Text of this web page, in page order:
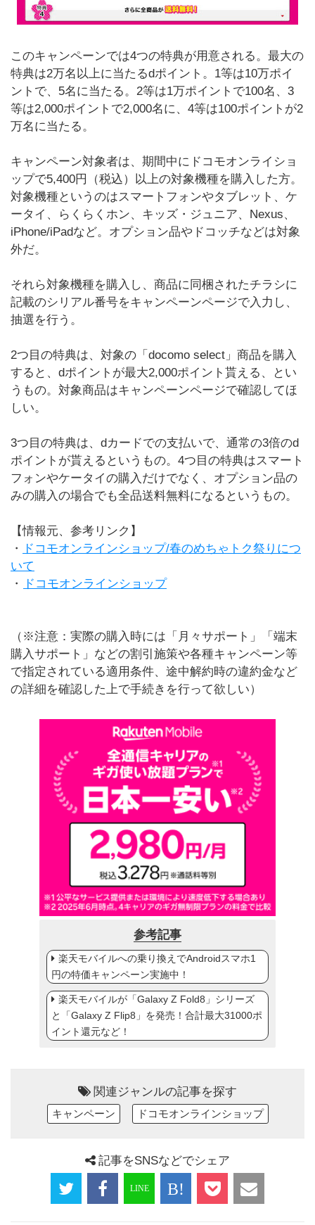
このキャンペーンでは4つの特典が用意される。最大の
特典は2万名以上に当たるdポイント。1等は10万ポイ
ントで、5名に当たる。2等は1万ポイントで100名、3
等は2,000ポイントで2,000名に、4等は100ポイントが2
万名に当たる。
キャンペーン対象者は、期間中にドコモオンライショ
ップで5,400円（税込）以上の対象機種を購入した方。
対象機種というのはスマートフォンやタブレット、ケ
ータイ、らくらくホン、キッズ・ジュニア、Nexus、
iPhone/iPadなど。オプション品やドコッチなどは対象
外だ。
それら対象機種を購入し、商品に同梱されたチラシに
記載のシリアル番号をキャンペーンページで入力し、
抽選を行う。
2つ目の特典は、対象の「docomo select」商品を購入
すると、dポイントが最大2,000ポイント貰える、とい
うもの。対象商品はキャンペーンページで確認してほ
しい。
3つ目の特典は、dカードでの支払いで、通常の3倍のd
ポイントが貰えるというもの。4つ目の特典はスマート
フォンやケータイの購入だけでなく、オプション品の
みの購入の場合でも全品送料無料になるというもの。
【情報元、参考リンク】
・
ドコモオンラインショップ/春のめちゃトク祭りにつ
いて
・
ドコモオンラインショップ
（※注意：実際の購入時には「月々サポート」「端末
購入サポート」などの割引施策や各種キャンペーン等
で指定されている適用条件、途中解約時の違約金など
の詳細を確認した上で手続きを行って欲しい）
参考記事
楽天モバイルへの乗り換えでAndroidスマホ1
円の特価キャンペーン実施中！
楽天モバイルが「Galaxy Z Fold8」シリーズ
と「Galaxy Z Flip8」を発売！合計最大31000ポ
イント還元など！
関連ジャンルの記事を探す
キャンペーン ドコモオンラインショップ
記事をSNSなどでシェア